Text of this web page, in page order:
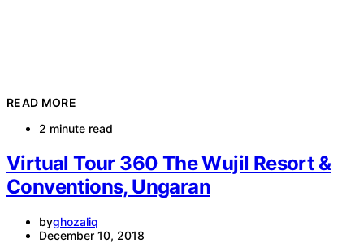
READ MORE
2 minute read
Virtual Tour 360 The Wujil Resort &
Conventions, Ungaran
byghozaliq
December 10, 2018